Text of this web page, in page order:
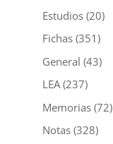
Estudios(20)
Fichas(351)
General (43)
LEA(237)
Memorias(72)
Notas(328)